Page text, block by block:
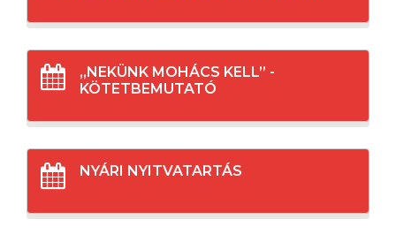
„NEKÜNK MOHÁCS KELL” -
KÖTETBEMUTATÓ
NYÁRI NYITVATARTÁS